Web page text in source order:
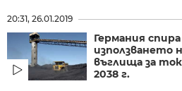
20:31, 26.01.2019
Германия спира
използването
въглища за
2038 г.